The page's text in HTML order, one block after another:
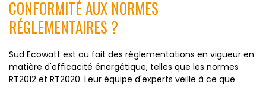
CONFORMITÉ AUX NORMES
RÉGLEMENTAIRES ?
Sud Ecowatt est au fait des réglementations en vigueur en
matière d'efficacité énergétique, telles que les normes
RT2012 et RT2020. Leur équipe d'experts veille à ce que